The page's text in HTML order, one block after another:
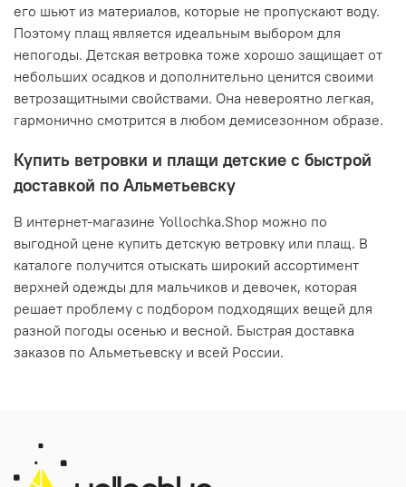
его шьют из материалов, которые не пропускают воду.
Поэтому плащ является идеальным выбором для
непогоды. Детская ветровка тоже хорошо защищает от
небольших осадков и дополнительно ценится своими
ветрозащитными свойствами. Она невероятно легкая,
гармонично смотрится в любом демисезонном образе.
Купить ветровки и плащи детские с быстрой
доставкой по Альметьевску
В интернет-магазине Yollochka.Shop можно по
выгодной цене купить детскую ветровку или плащ. В
каталоге получится отыскать широкий ассортимент
верхней одежды для мальчиков и девочек, которая
решает проблему с подбором подходящих вещей для
разной погоды осенью и весной. Быстрая доставка
заказов по Альметьевску и всей России.